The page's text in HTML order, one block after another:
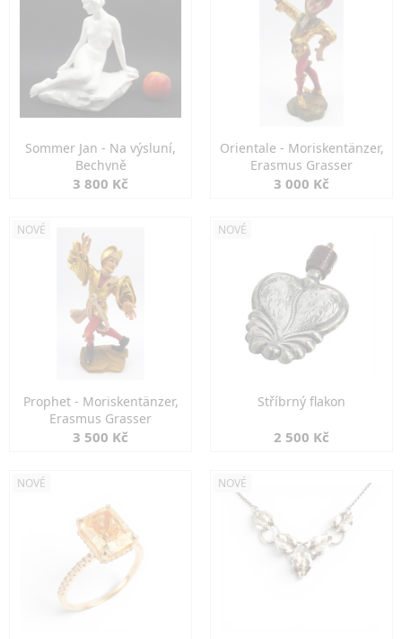
Sommer Jan - Na výsluní,
Bechyně
3 800 Kč
Orientale - Moriskentänzer,
Erasmus Grasser
3 000 Kč
NOVÉ
Prophet - Moriskentänzer,
Erasmus Grasser
3 500 Kč
NOVÉ
Stříbrný flakon
2 500 Kč
NOVÉ NOVÉ